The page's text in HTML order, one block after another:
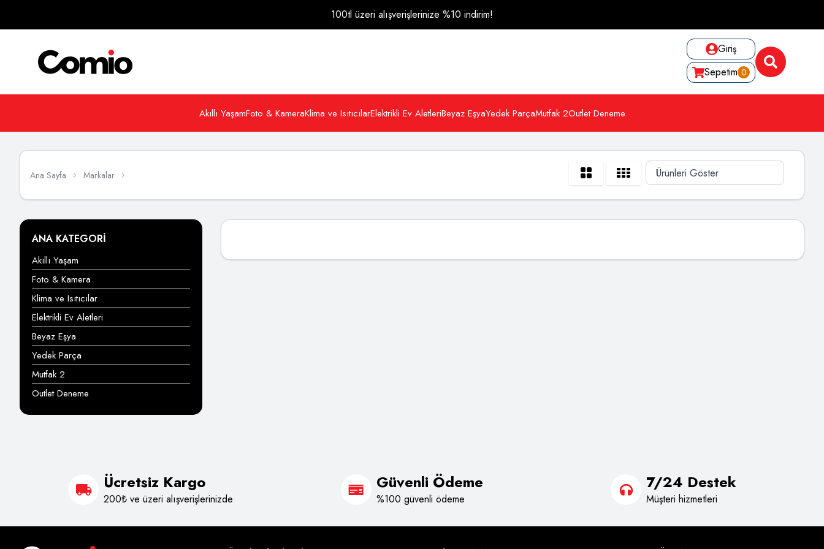
100tl üzeri alışverişlerinize %10 indirim!
Giriş
Sepetim 0
Akıllı YaşamFoto & KameraKlima ve IsıtıcılarElektrikli Ev AletleriBeyaz EşyaYedek ParçaMutfak 2Outlet Deneme
Ana Sayfa Markalar
ANA KATEGORİ
Akıllı Yaşam
Foto & Kamera
Klima ve Isıtıcılar
Elektrikli Ev Aletleri
Beyaz Eşya
Yedek Parça
Mutfak 2
Outlet Deneme
Ücretsiz Kargo
200₺ ve üzeri alışverişlerinizde
Güvenli Ödeme
%100 güvenli ödeme
7/24 Destek
Müşteri hizmetleri